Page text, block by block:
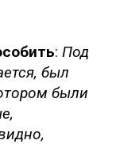
: Под
был
были